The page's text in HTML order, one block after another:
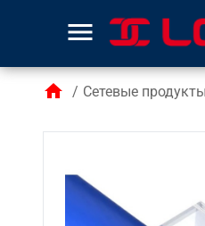
menu
home / Сетевые